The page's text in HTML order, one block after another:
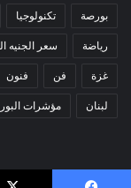
بورصة تكنولوجيا
رياضة سعر الجنيه
غزة فن فنون
لبنان مؤشرات